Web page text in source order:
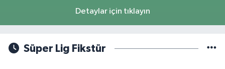
Detaylar için tıklayın
Süper Lig Fikstür